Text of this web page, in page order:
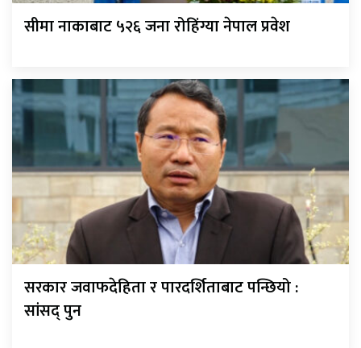
सीमा नाकाबाट ५२६ जना रोहिंग्या नेपाल प्रवेश
सरकार जवाफदेहिता र पारदर्शिताबाट पन्छियो :
सांसद् पुन